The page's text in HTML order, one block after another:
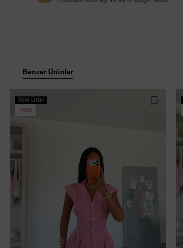
Benzer Ürünler
Yeni Ürün
%50